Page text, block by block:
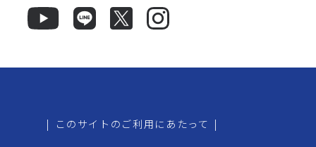
| このサイトのご利用にあたって |